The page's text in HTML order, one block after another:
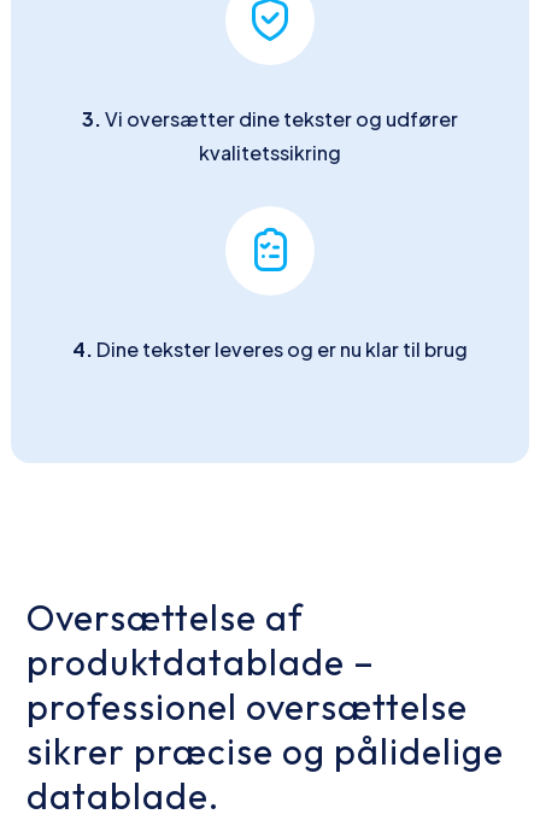
3.Vi oversætter dine tekster og udfører
kvalitetssikring
4. Dine tekster leveres og er nu klar til brug
Oversættelse af
produktdatablade –
professionel oversættelse
sikrer præcise og pålidelige
datablade.